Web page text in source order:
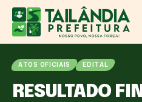
ATOS OFICIAIS EDITAL
RESULTADO